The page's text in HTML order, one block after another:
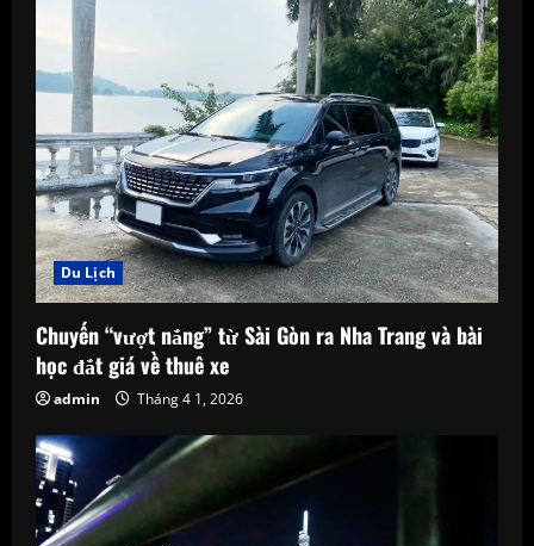
R
e
a
d
i
n
g
Du Lịch
Chuyến “vượt nắng” từ Sài Gòn ra Nha Trang và bài
học đắt giá về thuê xe
admin Tháng 4 1, 2026